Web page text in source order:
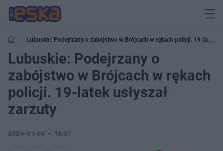
Lubuskie: Podejrzany o zabójstwo w Brójcach w rękach policji. 19-latek
usłyszał zarzuty
Lubuskie: Podejrzany o
zabójstwo w Brójcach w rękach
policji. 19-latek usłyszał
zarzuty
2024-01-04 12:37